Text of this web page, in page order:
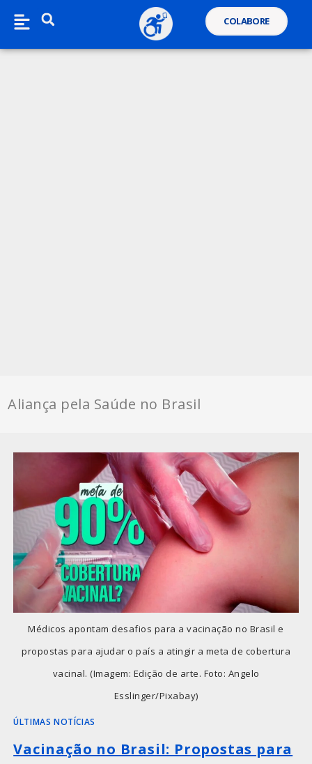
COLABORE
Aliança pela Saúde no Brasil
Médicos apontam desafios para a vacinação no Brasil e
propostas para ajudar o país a atingir a meta de cobertura
vacinal. (Imagem: Edição de arte. Foto: Angelo
Esslinger/Pixabay)
ÚLTIMAS NOTÍCIAS
Vacinação no Brasil: Propostas para